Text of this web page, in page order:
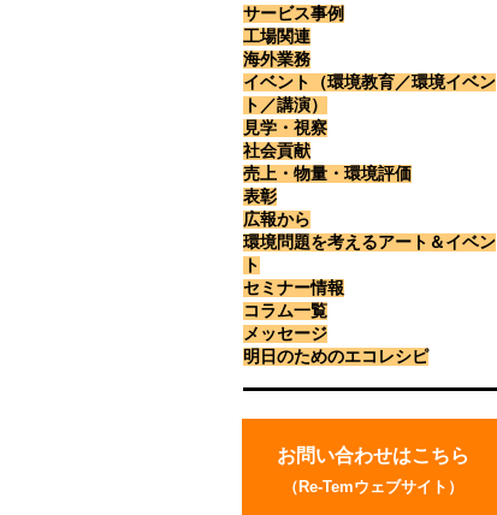
サービス事例
工場関連
海外業務
イベント（環境教育／環境イベン
ト／講演）
見学・視察
社会貢献
売上・物量・環境評価
表彰
広報から
環境問題を考えるアート＆イベン
ト
セミナー情報
コラム一覧
メッセージ
明日のためのエコレシピ
お
お問い合わせはこちら
（Re-Temウェブサイト）